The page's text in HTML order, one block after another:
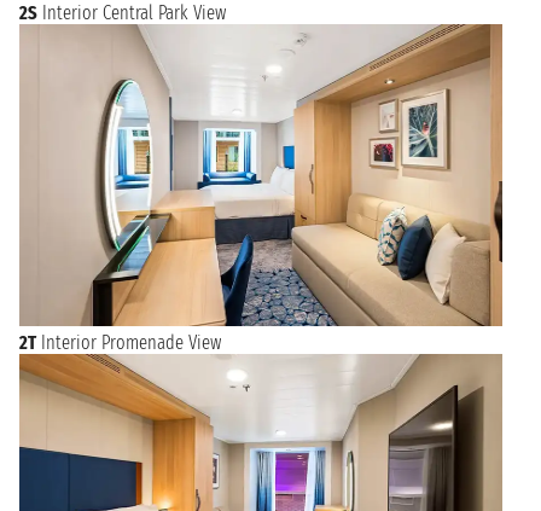
2S Interior Central Park View
2T Interior Promenade View